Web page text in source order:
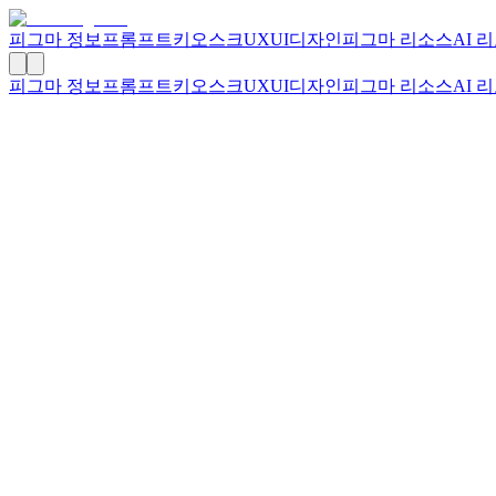
피그마 정보 프롬프트키오스크UXUI디자인피그마 리소스AI 리
피그마 정보 프롬프트키오스크UXUI디자인피그마 리소스AI 리